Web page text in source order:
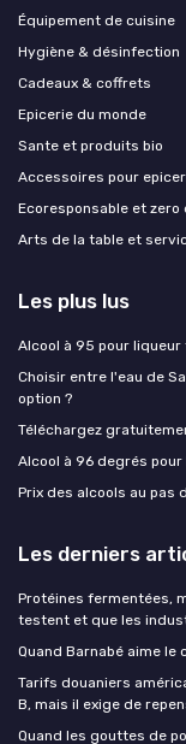
Équipement de cuisine
Hygiène & désinfection
Cadeaux & coffrets
Epicerie du monde
Sante et produits bio
Accessoires pour
Ecoresponsable et zero
Arts de la table et
Les plus lus
Alcool à 95 pour
Choisir entre l'eau de
option ?
Téléchargez
Alcool à 96 degrés
Prix des alcools au pas
Les derniers
Protéines fermentées,
testent et que les
Quand Barnabé aime
Tarifs douaniers
B, mais il exige de
Quand les gouttes de